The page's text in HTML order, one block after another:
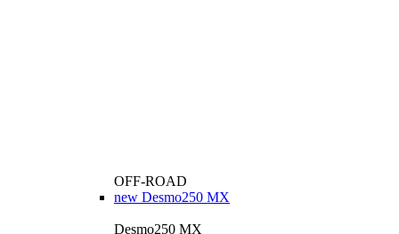
OFF-ROAD
new Desmo250 MX
Desmo250 MX